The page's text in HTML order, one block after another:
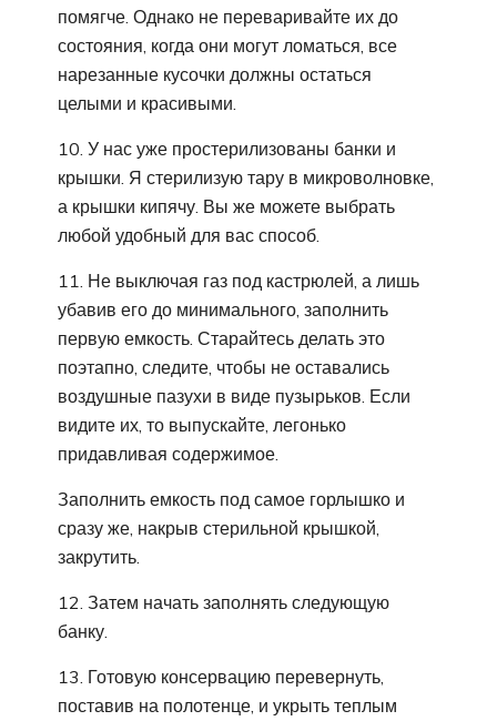
помягче. Однако не переваривайте их до
состояния, когда они могут ломаться, все
нарезанные кусочки должны остаться
целыми и красивыми.
10. У нас уже простерилизованы банки и
крышки. Я стерилизую тару в микроволновке,
а крышки кипячу. Вы же можете выбрать
любой удобный для вас способ.
11. Не выключая газ под кастрюлей, а лишь
убавив его до минимального, заполнить
первую емкость. Старайтесь делать это
поэтапно, следите, чтобы не оставались
воздушные пазухи в виде пузырьков. Если
видите их, то выпускайте, легонько
придавливая содержимое.
Заполнить емкость под самое горлышко и
сразу же, накрыв стерильной крышкой,
закрутить.
12. Затем начать заполнять следующую
банку.
13. Готовую консервацию перевернуть,
поставив на полотенце, и укрыть теплым